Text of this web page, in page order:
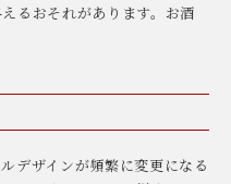
るおそれがあります。お酒
デザインが頻繁に変更になる